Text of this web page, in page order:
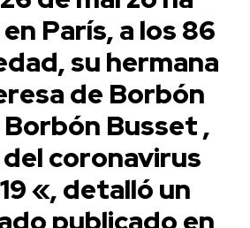
París, a los 86
su hermana
de Borbón
Busset ,
coronavirus
«, detalló un
publicado en